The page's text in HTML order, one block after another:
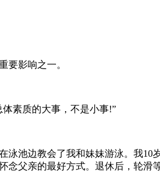
要影响之一。
素质的大事，不是小事!”
池边教会了我和妹妹游泳。我10
父亲的最好方式。退休后，轮滑